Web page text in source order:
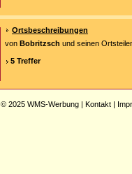
Ortsbeschreibungen
von Bobritzsch und seinen
5 Treffer
© 2025 WMS-Werbung | Kontakt |